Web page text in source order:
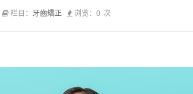
栏目： 牙齒矯正 浏览： 0 次